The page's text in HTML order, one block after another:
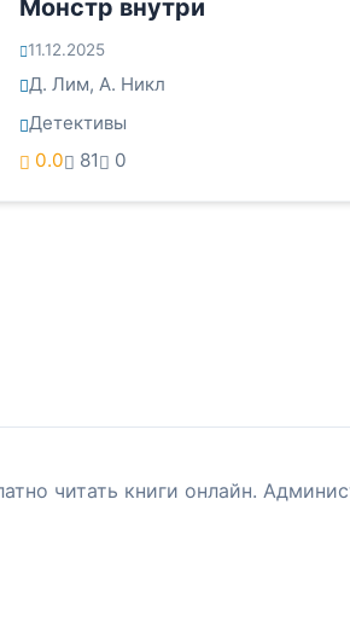
Монстр внутри
11.12.2025
Д. Лим, А. Никл
Детективы
0.0
81 0
читать книги онлайн.